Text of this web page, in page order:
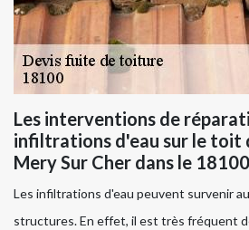
Les interventions de
infiltrations d'eau sur le toit
Mery Sur Cher dans le 18100
Les infiltrations d'eau peuvent survenir
structures. En effet, il est très fréquent